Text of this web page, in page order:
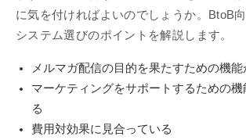
に気を付ければよいのでしょうか。BtoB
システム選びのポイントを解説します。
メルマガ配信の目的を果たすための機
マーケティングをサポートするための
る
費用対効果に見合っている